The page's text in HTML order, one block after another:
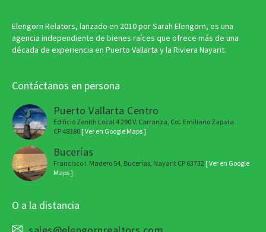
Elengorn Relators, lanzado en 2010 por Sarah Elengorn, es una
agencia independiente de bienes raíces que ofrece más de una
década de experiencia en Puerto Vallarta y la Riviera Nayarit.
Contáctanos en persona
Puerto Vallarta Centro
Edificio Zenith Local 4 290 V. Carranza, Col. Emiliano Zapata
CP 48380 [ Ver en Google Maps ]
Bucerías
Francisco I. Madero 54, Bucerías, Nayarit CP 63732 [ Ver en Google
Maps ]
O a la distancia